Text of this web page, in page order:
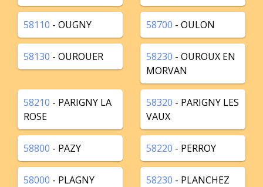
58110 - OUGNY 58700 - OULON
58130 - OUROUER 58230 - OUROUX EN
MORVAN
58210 - PARIGNY LA
ROSE
58320 - PARIGNY LES
VAUX
58800 - PAZY 58220 - PERROY
58000 - PLAGNY 58230 - PLANCHEZ